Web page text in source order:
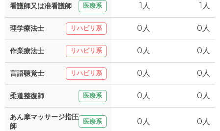
看護師又は准看護師 医療系 1人 1人
理学療法士 リハビリ系 0人 0人
作業療法士 リハビリ系 0人 0人
言語聴覚士 リハビリ系 0人 0人
柔道整復師 医療系 0人 0人
あん摩マッサージ指圧
師
医療系 0人 0人